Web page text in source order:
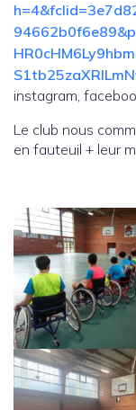
instagram,
Le club nous
en fauteuil + leur